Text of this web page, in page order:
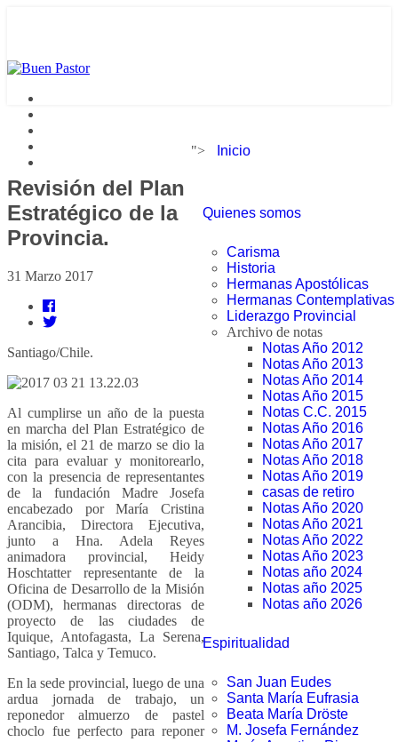
"> Inicio
Quienes somos
Carisma
Historia
Hermanas Apostólicas
Hermanas Contemplativas
Liderazgo Provincial
Archivo de notas
Notas Año 2012
Notas Año 2013
Notas Año 2014
Notas Año 2015
Notas C.C. 2015
Notas Año 2016
Notas Año 2017
Notas Año 2018
Notas Año 2019
casas de retiro
Notas Año 2020
Notas Año 2021
Notas Año 2022
Notas Año 2023
Notas año 2024
Notas año 2025
Notas año 2026
Espiritualidad
San Juan Eudes
Santa María Eufrasia
Beata María Dröste
M. Josefa Fernández
Revisión del Plan
Estratégico de la
Provincia.
31 Marzo 2017
Santiago/Chile.
Al cumplirse un año de la puesta
en marcha del Plan Estratégico de
la misión, el 21 de marzo se dio la
cita para evaluar y monitorearlo,
con la presencia de representantes
de la fundación Madre Josefa
encabezado por María Cristina
Arancibia, Directora Ejecutiva,
junto a Hna. Adela Reyes
animadora provincial, Heidy
Hoschtatter representante de la
Oficina de Desarrollo de la Misión
(ODM), hermanas directoras de
proyecto de las ciudades de
Iquique, Antofagasta, La Serena,
Santiago, Talca y Temuco.
En la sede provincial, luego de una
ardua jornada de trabajo, un
reponedor almuerzo de pastel
choclo fue perfecto para reponer